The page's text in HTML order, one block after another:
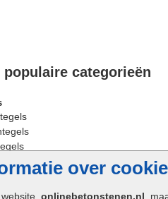
over
onlinebetonstenen.nl ,
populaire categorieën
terrastegels